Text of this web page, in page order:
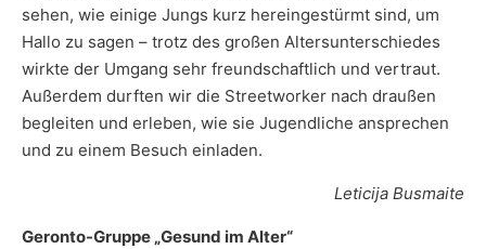
sehen, wie einige Jungs kurz hereingestürmt sind, um
Hallo zu sagen – trotz des großen Altersunterschiedes
wirkte der Umgang sehr freundschaftlich und vertraut.
Außerdem durften wir die Streetworker nach draußen
begleiten und erleben, wie sie Jugendliche ansprechen
und zu einem Besuch einladen.
Leticija Busmaite
Geronto-Gruppe „Gesund im Alter“